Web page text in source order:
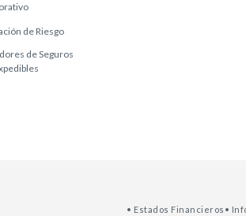
de Riesgo
de Seguros
• Estados Financieros •